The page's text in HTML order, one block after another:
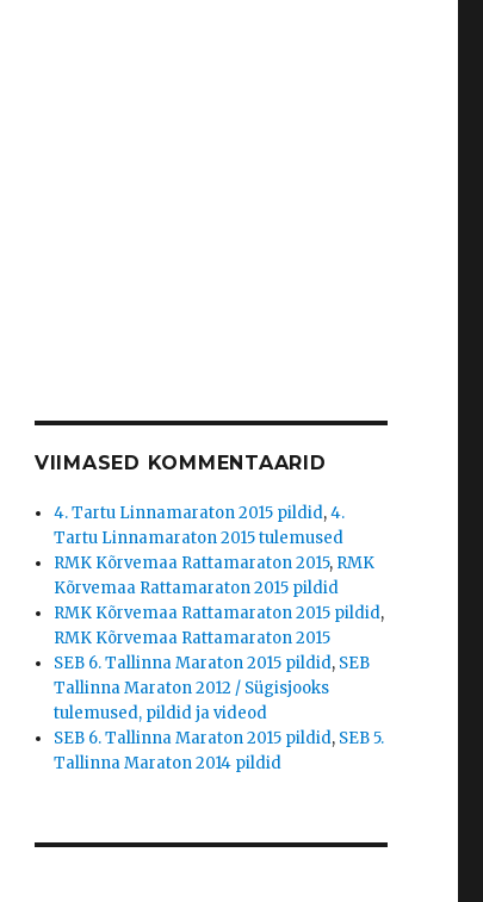
VIIMASED KOMMENTAARID
4. Tartu Linnamaraton 2015 pildid,4.
Tartu Linnamaraton 2015 tulemused
RMK Kõrvemaa Rattamaraton 2015, RMK
Kõrvemaa Rattamaraton 2015 pildid
RMK Kõrvemaa Rattamaraton 2015 pildid,
RMK Kõrvemaa Rattamaraton 2015
SEB 6. Tallinna Maraton 2015 pildid, SEB
Tallinna Maraton 2012 / Sügisjooks
tulemused, pildid ja videod
SEB 6. Tallinna Maraton 2015 pildid, SEB 5.
Tallinna Maraton 2014 pildid